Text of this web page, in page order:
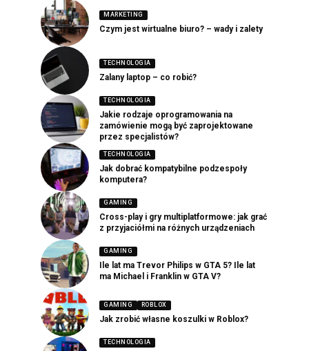
MARKETING
Czym jest wirtualne biuro? – wady i zalety
TECHNOLOGIA
Zalany laptop – co robić?
TECHNOLOGIA
Jakie rodzaje oprogramowania na
zamówienie mogą być zaprojektowane
przez specjalistów?
TECHNOLOGIA
Jak dobrać kompatybilne podzespoły
komputera?
GAMING
Cross-play i gry multiplatformowe: jak grać
z przyjaciółmi na różnych urządzeniach
GAMING
Ile lat ma Trevor Philips w GTA 5? Ile lat
ma Michael i Franklin w GTA V?
GAMING ROBLOX
Jak zrobić własne koszulki w Roblox?
TECHNOLOGIA